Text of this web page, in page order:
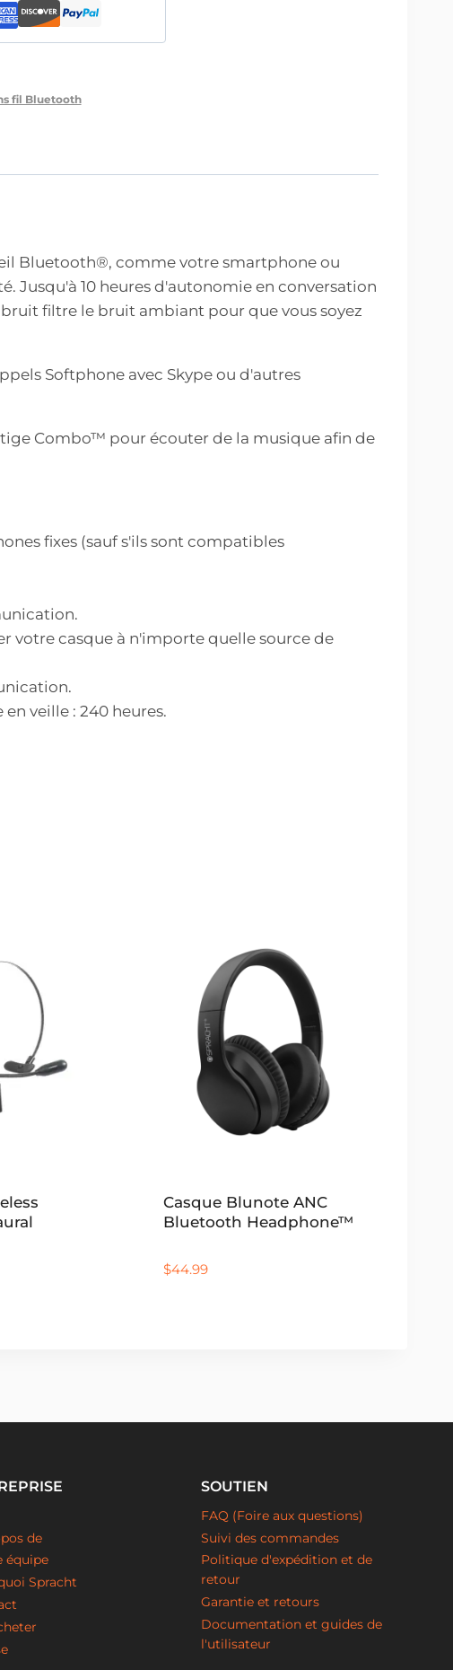
fil Bluetooth
Bluetooth®, comme votre smartphone ou
Jusqu'à 10 heures d'autonomie en conversation
filtre le bruit ambiant pour que vous soyez
Softphone avec Skype ou d'autres
Combo™ pour écouter de la musique afin de
fixes (sauf s'ils sont compatibles
votre casque à n'importe quelle source de
veille : 240 heures.
Casque Blunote ANC
Bluetooth Headphone™
$44.99
de
équipe
Spracht
SOUTIEN
FAQ (Foire aux questions)
Suivi des commandes
Politique d'expédition et de
retour
Garantie et retours
Documentation et guides de
l'utilisateur